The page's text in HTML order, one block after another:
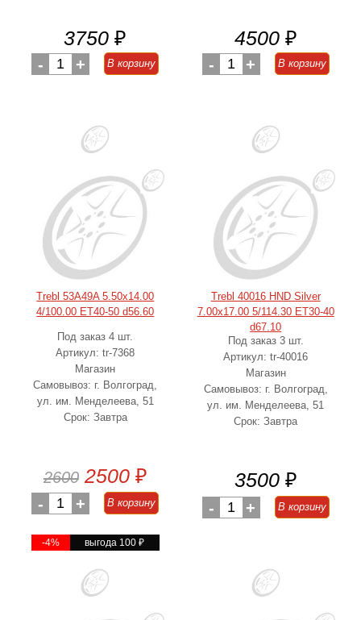
3750 ₽
- 1 + В корзину
4500 ₽
- 1 + В корзину
Trebl 53A49A 5.50x14.00
4/100.00 ET40-50 d56.60
Под заказ 4 шт.
Артикул: tr-7368
Магазин
Самовывоз: г. Волгоград,
ул. им. Менделеева, 51
Срок: Завтра
2600 2500 ₽
- 1 + В корзину
-4% выгода 100₽
Trebl 40016 HND Silver
7.00x17.00 5/114.30 ET30-40
d67.10
Под заказ 3 шт.
Артикул: tr-40016
Магазин
Самовывоз: г. Волгоград,
ул. им. Менделеева, 51
Срок: Завтра
3500 ₽
- 1 + В корзину